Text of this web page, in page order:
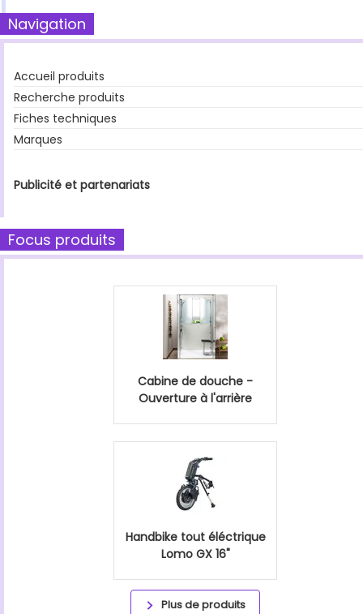
Navigation
Accueil produits
Recherche produits
Fiches techniques
Marques
Publicité et partenariats
Focus produits
Cabine de douche -
Ouverture à l'arrière
Handbike tout éléctrique
Lomo GX 16"
Plus de produits